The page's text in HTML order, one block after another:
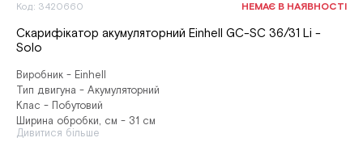
Код: 3420660 НЕМАЄ В НАЯВНОСТІ
Скарифікатор акумуляторний Einhell GC-SC 36/31 Li -
Solo
Виробник - Einhell
Тип двигуна - Акумуляторний
Клас - Побутовий
Ширина обробки, см - 31 см
Дивитися більше